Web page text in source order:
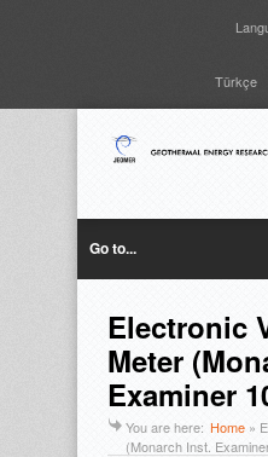
Türkçe
Go to...
Electronic
Meter
Examiner
You are here: Home »
(Monarch Inst.